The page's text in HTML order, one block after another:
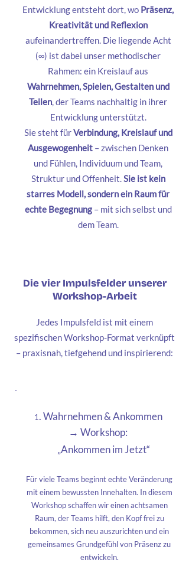
Entwicklung entsteht dort, wo Präsenz,
Kreativität und Reflexion
aufeinandertreffen. Die liegende Acht
(∞) ist dabei unser methodischer
Rahmen: ein Kreislauf aus
Wahrnehmen, Spielen, Gestalten und
Teilen, der Teams nachhaltig in ihrer
Entwicklung unterstützt.
Sie steht fürVerbindung, Kreislauf und
Ausgewogenheit – zwischen Denken
und Fühlen, Individuum und Team,
Struktur und Offenheit.Sie ist kein
starres Modell, sondern ein Raum für
echte Begegnung– mit sich selbst und
dem Team.
Die vier Impulsfelder unserer
Workshop-Arbeit
Jedes Impulsfeld ist mit einem
spezifischen Workshop-Format verknüpft
– praxisnah, tiefgehend und inspirierend:
1 . Wahrnehmen & Ankommen
→ Workshop:
„Ankommen im Jetzt“
Für viele Teams beginnt echte Veränderung
mit einem bewussten Innehalten. In diesem
Workshop schaffen wir einen achtsamen
Raum, der Teams hilft, den Kopf frei zu
bekommen, sich neu auszurichten und ein
gemeinsames Grundgefühl von Präsenz zu
entwickeln.